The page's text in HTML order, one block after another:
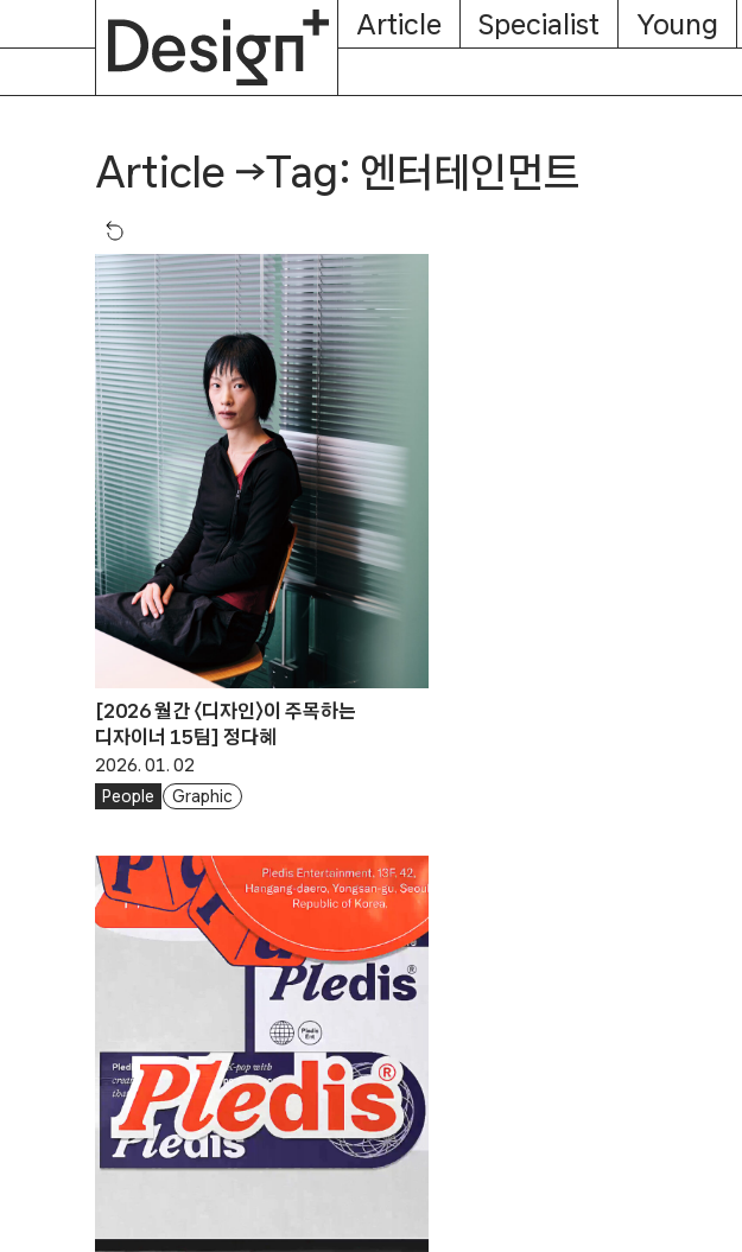
Article Specialist Young
Article →Tag: 엔터테인먼트
[2026 월간 〈디자인〉이 주목하는
디자이너 15팀] 정다혜
2026. 01. 02
People Graphic
About
Subscription
Magazine